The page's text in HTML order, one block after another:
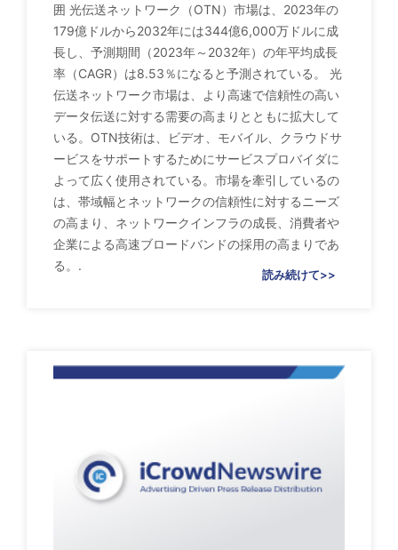
囲 光伝送ネットワーク（OTN）市場は、2023年の
179億ドルから2032年には344億6,000万ドルに成
長し、予測期間（2023年～2032年）の年平均成長
率（CAGR）は8.53％になると予測されている。 光
伝送ネットワーク市場は、より高速で信頼性の高い
データ伝送に対する需要の高まりとともに拡大して
いる。OTN技術は、ビデオ、モバイル、クラウドサ
ービスをサポートするためにサービスプロバイダに
よって広く使用されている。市場を牽引しているの
は、帯域幅とネットワークの信頼性に対するニーズ
の高まり、ネットワークインフラの成長、消費者や
企業による高速ブロードバンドの採用の高まりであ
る。.
読み続けて>>